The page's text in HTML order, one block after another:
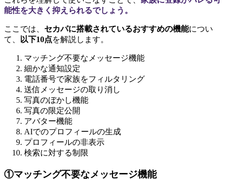
能性を大きく抑えられるでしょう。
ここでは、 セカパに搭載されているおすすめの機能につい
て、
以下10点を解説します。
マッチング不要なメッセージ機能
細かな通知設定
電話番号で家族をフィルタリング
送信メッセージの取り消し
写真のぼかし機能
写真の限定公開
アバター機能
AIでのプロフィールの生成
プロフィールの非表示
検索に対する制限
①マッチング不要なメッセージ機能